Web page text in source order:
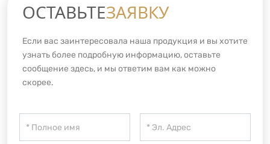
ОСТАВЬТЕЗАЯВКУ
Если вас заинтересовала наша продукция и вы хотите
узнать более подробную информацию, оставьте
сообщение здесь, и мы ответим вам как можно
скорее.